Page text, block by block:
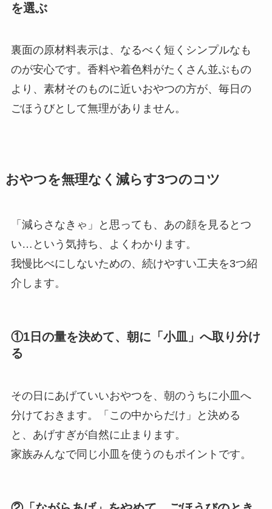
を選ぶ
裏面の原材料表示は、なるべく短くシンプルなも
のが安心です。香料や着色料がたくさん並ぶもの
より、素材そのものに近いおやつの方が、毎日の
ごほうびとして無理がありません。
おやつを無理なく減らす3つのコツ
「減らさなきゃ」と思っても、あの顔を見るとつ
い…という気持ち、よくわかります。
我慢比べにしないための、続けやすい工夫を3つ紹
介します。
①1日の量を決めて、朝に「小皿」へ取り分け
る
その日にあげていいおやつを、朝のうちに小皿へ
分けておきます。「この中からだけ」と決める
と、あげすぎが自然に止まります。
家族みんなで同じ小皿を使うのもポイントです。